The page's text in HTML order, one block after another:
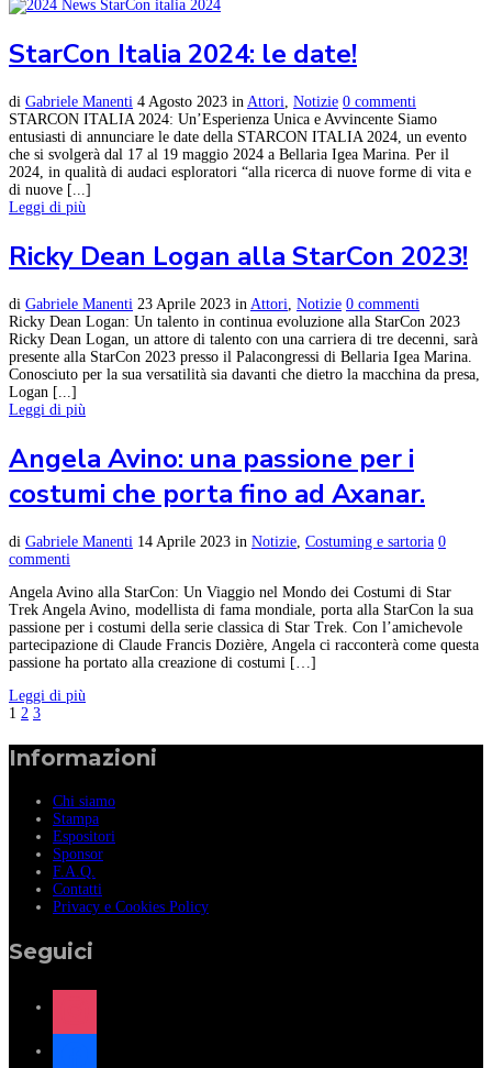
StarCon Italia 2024: le date!
di Gabriele Manenti 4 Agosto 2023 in Attori Notizie 0 commenti
STARCON ITALIA 2024: Un’Esperienza Unica e Avvincente Siamo
entusiasti di annunciare le date della STARCON ITALIA 2024, un evento
che si svolgerà dal 17 al 19 maggio 2024 a Bellaria Igea Marina. Per il
2024, in qualità di audaci esploratori “alla ricerca di nuove forme di vita e
di nuove [...]
Leggi di più
Ricky Dean Logan alla StarCon 2023!
di Gabriele Manenti 23 Aprile 2023 in Attori Notizie 0 commenti
Ricky Dean Logan: Un talento in continua evoluzione alla StarCon 2023
Ricky Dean Logan, un attore di talento con una carriera di tre decenni, sarà
presente alla StarCon 2023 presso il Palacongressi di Bellaria Igea Marina.
Conosciuto per la sua versatilità sia davanti che dietro la macchina da presa,
Logan [...]
Leggi di più
Angela Avino: una passione per i
costumi che porta fino ad Axanar.
di Gabriele Manenti 14 Aprile 2023 in Notizie Costuming e sartoria 0
commenti
Angela Avino alla StarCon: Un Viaggio nel Mondo dei Costumi di Star
Trek Angela Avino, modellista di fama mondiale, porta alla StarCon la sua
passione per i costumi della serie classica di Star Trek. Con l’amichevole
partecipazione di Claude Francis Dozière, Angela ci racconterà come questa
passione ha portato alla creazione di costumi […]
Leggi di più
1 2 3
Informazioni
Chi siamo
Stampa
Espositori
Sponsor
F.A.Q.
Contatti
Privacy e Cookies Policy
Seguici
instagram
facebook